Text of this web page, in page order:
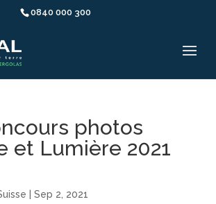
0840 000 300
photos
et Lumière 2021
Sep 2, 2021